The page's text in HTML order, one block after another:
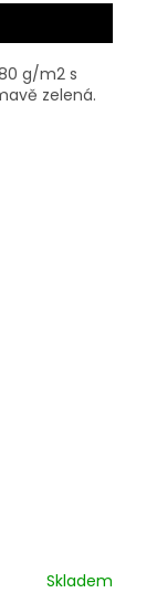
g/m2 s
zelená.
Skladem